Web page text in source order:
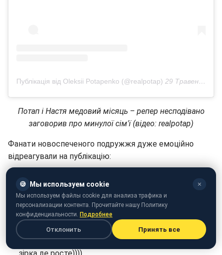
Публікація від Oleksii Potapenko (@realpotap) 29 Травень 2019 в 2:04 PDT
Потап і Настя медовий місяць – репер несподівано
заговорив про минулої сім'ї (відео: realpotap)
Фанати новоспеченого подружжя дуже емоційно
відреагували на публікацію:
крутіше".
ООО, Потап собі зміну вже готує!!!
Молодчинка! Дуже схожий на дружину)
Мене більше пре від красуні на задньому плані, ось
🍪 Мы используем cookie ✕
Мы используем файлы cookie для анализа трафика и
персонализации контента. Прочитайте нашу Политику
конфиденциальности. Подробнее
Отклонить Принять все